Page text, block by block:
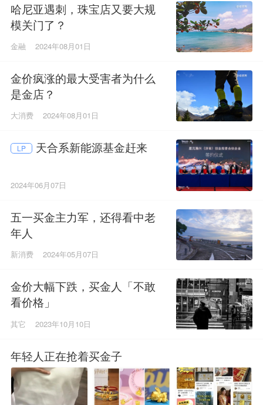
哈尼亚遇刺，珠宝店又要大规
模关门了？
金融 2024年08月01日
金价疯涨的最大受害者为什么
是金店？
大消费 2024年08月01日
LP 天合系新能源基金赶来
2024年06月07日
五一买金主力军，还得看中老
年人
新消费 2024年05月07日
金价大幅下跌，买金人「不敢
看价格」
其它 2023年10月10日
年轻人正在抢着买金子